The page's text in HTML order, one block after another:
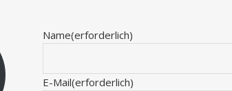
Name(erforderlich)
E-Mail(erforderlich)